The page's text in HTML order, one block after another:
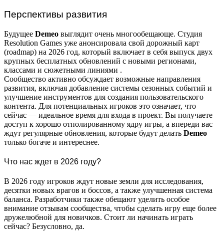
Перспективы развития
Будущее Demeo выглядит очень многообещающе. Студия
Resolution Games уже анонсировала свой дорожный карт
(roadmap) на 2026 год, который включает в себя выпуск двух
крупных бесплатных обновлений с новыми регионами,
классами и сюжетными линиями .
Сообщество активно обсуждает возможные направления
развития, включая добавление системы сезонных событий и
улучшение инструментов для создания пользовательского
контента. Для потенциальных игроков это означает, что
сейчас — идеальное время для входа в проект. Вы получаете
доступ к хорошо отполированному ядру игры, а впереди вас
ждут регулярные обновления, которые будут делать Demeo
только богаче и интереснее.
Что нас ждет в 2026 году?
В 2026 году игроков ждут новые земли для исследования,
десятки новых врагов и боссов, а также улучшенная система
баланса. Разработчики также обещают уделить особое
внимание отзывам сообщества, чтобы сделать игру еще более
дружелюбной для новичков. Стоит ли начинать играть
сейчас? Безусловно, да.